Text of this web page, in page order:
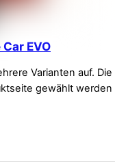
EVO
Varianten auf. Die
gewählt werden